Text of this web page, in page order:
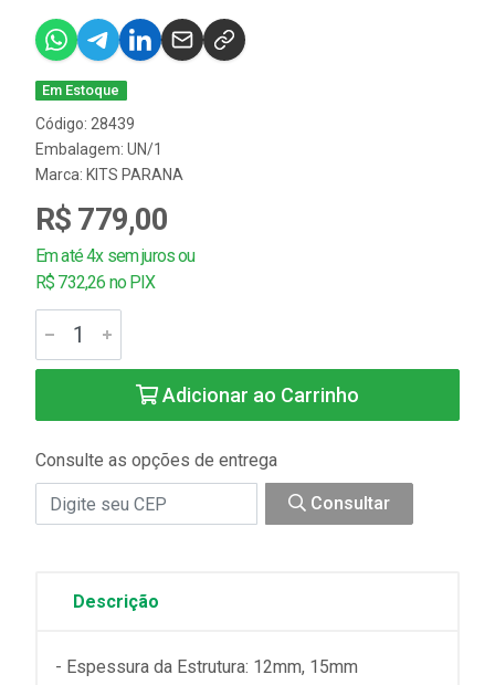
Em Estoque
Código: 28439
Embalagem: UN/1
Marca: KITS PARANA
R$ 779,00
Em até 4x sem juros ou
R$ 732,26 no PIX
Adicionar ao Carrinho
Consulte as opções de entrega
Consultar
Descrição
- Espessura da Estrutura: 12mm, 15mm